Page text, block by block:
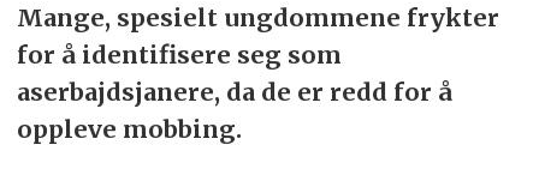
Mange, spesielt ungdommene frykter
for å identifisere seg som
aserbajdsjanere, da de er redd for å
oppleve mobbing.